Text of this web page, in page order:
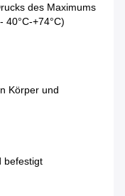
des Maximums
40°C-+74°C)
Körper und
befestigt